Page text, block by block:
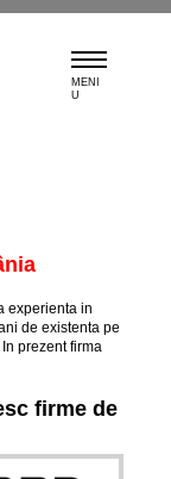
MENI
U
experienta in
de existenta pe
prezent firma
firme de